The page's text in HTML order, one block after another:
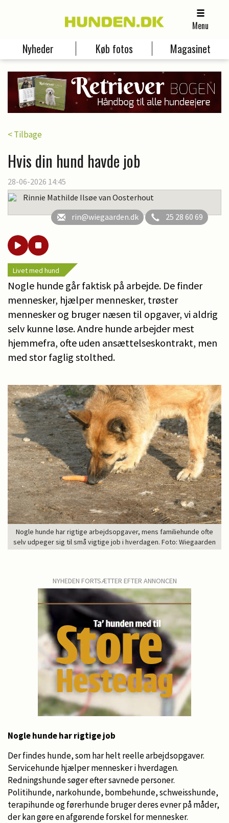
Menu
Nyheder Køb fotos Magasinet
< Tilbage
Hvis din hund havde job
28-06-2026 14:45
Rinnie Mathilde Ilsøe van Oosterhout
rin@wiegaarden.dk
25 28 60 69
Livet med hund
Nogle hunde går faktisk på arbejde. De finder
mennesker, hjælper mennesker, trøster
mennesker og bruger næsen til opgaver, vi aldrig
selv kunne løse. Andre hunde arbejder mest
hjemmefra, ofte uden ansættelseskontrakt, men
med stor faglig stolthed.
Nogle hunde har rigtige arbejdsopgaver, mens familiehunde ofte
selv udpeger sig til små vigtige job i hverdagen. Foto: Wiegaarden
NYHEDEN FORTSÆTTER EFTER ANNONCEN
Nogle hunde har rigtige job
Der findes hunde, som har helt reelle arbejdsopgaver.
Servicehunde hjælper mennesker i hverdagen.
Redningshunde søger efter savnede personer.
Politihunde, narkohunde, bombehunde, schweisshunde,
terapihunde og førerhunde bruger deres evner på måder,
der kan gøre en afgørende forskel for mennesker.